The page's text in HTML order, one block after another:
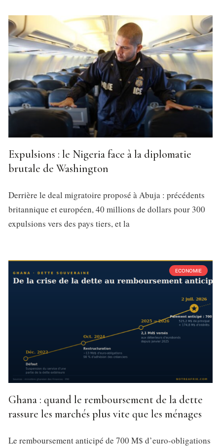
Expulsions : le Nigeria face à la diplomatie
brutale de Washington
Derrière le deal migratoire proposé à Abuja : précédents
britannique et européen, 40 millions de dollars pour 300
expulsions vers des pays tiers, et la
ECONOMIE
Ghana : quand le remboursement de la dette
rassure les marchés plus vite que les ménages
Le remboursement anticipé de 700 M$ d’euro-obligations